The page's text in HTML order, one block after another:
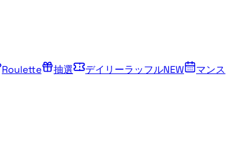
Roulette 抽選 デイリーラッフルNEW
マンス